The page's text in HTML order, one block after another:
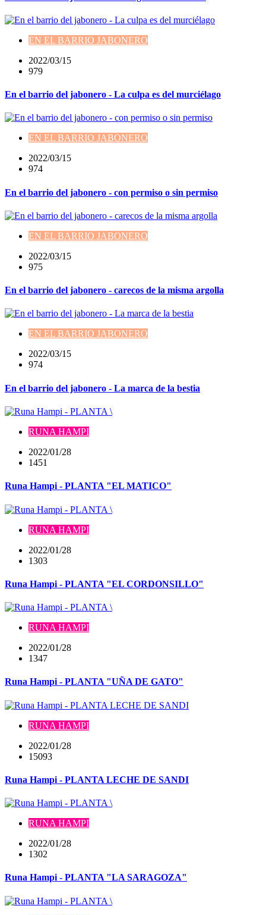
EN EL BARRIO JABONERO
2022/03/15
979
En el barrio del jabonero - La culpa es del murciélago
EN EL BARRIO JABONERO
2022/03/15
974
En el barrio del jabonero - con permiso o sin permiso
EN EL BARRIO JABONERO
2022/03/15
975
En el barrio del jabonero - carecos de la misma argolla
EN EL BARRIO JABONERO
2022/03/15
974
En el barrio del jabonero - La marca de la bestia
RUNA HAMPI
2022/01/28
1451
Runa Hampi - PLANTA "EL MATICO"
RUNA HAMPI
2022/01/28
1303
Runa Hampi - PLANTA "EL CORDONSILLO"
RUNA HAMPI
2022/01/28
1347
Runa Hampi - PLANTA "UÑA DE GATO"
RUNA HAMPI
2022/01/28
15093
Runa Hampi - PLANTA LECHE DE SANDI
RUNA HAMPI
2022/01/28
1302
Runa Hampi - PLANTA "LA SARAGOZA"